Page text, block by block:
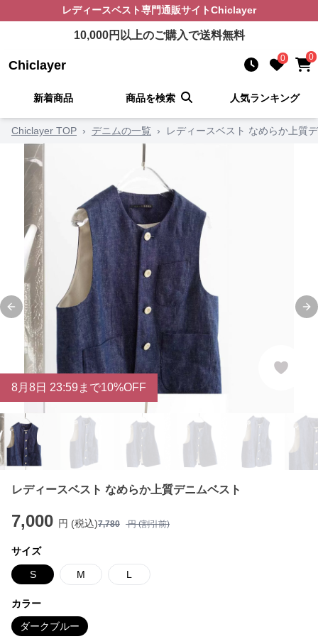
レディースベスト専門通販サイトChiclayer
10,000円以上のご購入で送料無料
Chiclayer 0 0
新着商品 商品を検索 人気ランキング
Chiclayer TOP › デニムの一覧 › レディースベスト なめらか上質
Previous slide
8月 8日 23:59まで10%OFF
レディースベスト なめらか上質デニムベスト
7,000 円 (税込)7,780 円 (割引前)
サイズ
S M L
カラー
ダークブルー